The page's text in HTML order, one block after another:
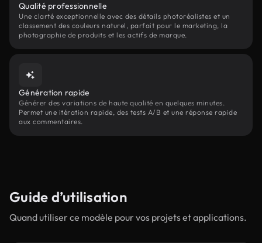
Qualité professionnelle
Une clarté exceptionnelle avec des détails photoréalistes et un
classement des couleurs naturel, parfait pour le marketing, la
photographie de produits et les actifs de marque.
Génération rapide
Générer des variations de haute qualité en quelques minutes.
Permet une itération rapide, des tests A/B et une réponse rapide
aux commentaires.
Guide d’utilisation
Quand utiliser ce modèle pour vos projets et applications.